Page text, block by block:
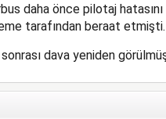
daha önce pilotaj
tarafından beraat etmişti.
sonrası dava yeniden